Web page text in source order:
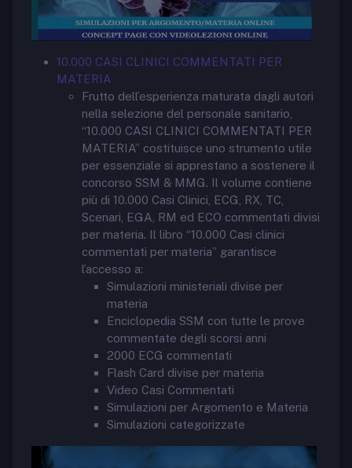
10.000 CASI CLINICI COMMENTATI PER
MATERIA
Frutto dell’esperienza maturata dagli autori
nella selezione del personale sanitario,
“10.000 CASI CLINICI COMMENTATI PER
MATERIA” costituisce uno strumento utile
per essenziale si apprestano a sostenere il
concorso SSM & MMG. Il volume contiene
più di 10.000 Casi Clinici, ECG, RX, TC,
Scenari, EGA, RM ed ECO commentati divisi
per materia. Il libro “10.000 Casi clinici
commentati per materia” garantisce
l’accesso a:
Simulazioni ministeriali divise per
materia
Enciclopedia SSM con tutte le prove
commentate degli scorsi anni
2000 ECG commentati
Flash Card divise per materia
Video Casi Commentati
Simulazioni per Argomento e Materia
Simulazioni categorizzate